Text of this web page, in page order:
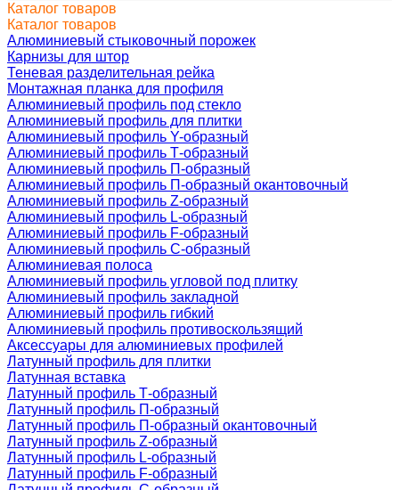
Каталог товаров
Каталог товаров
Алюминиевый стыковочный порожек
Карнизы для штор
Теневая разделительная рейка
Монтажная планка для профиля
Алюминиевый профиль под стекло
Алюминиевый профиль для плитки
Алюминиевый профиль Y-образный
Алюминиевый профиль Т-образный
Алюминиевый профиль П-образный
Алюминиевый профиль П-образный окантовочный
Алюминиевый профиль Z-образный
Алюминиевый профиль L-образный
Алюминиевый профиль F-образный
Алюминиевый профиль C-образный
Алюминиевая полоса
Алюминиевый профиль угловой под плитку
Алюминиевый профиль закладной
Алюминиевый профиль гибкий
Алюминиевый профиль противоскользящий
Аксессуары для алюминиевых профилей
Латунный профиль для плитки
Латунная вставка
Латунный профиль Т-образный
Латунный профиль П-образный
Латунный профиль П-образный окантовочный
Латунный профиль Z-образный
Латунный профиль L-образный
Латунный профиль F-образный